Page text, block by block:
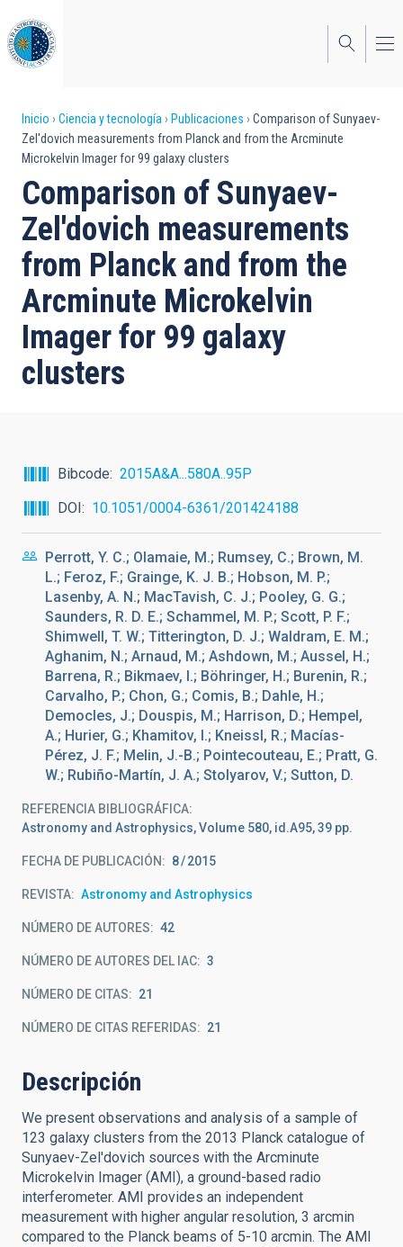
al
contenido
principal
Sobrescribir
enlaces
de
ayuda
a
la
navegación
Inicio Ciencia y tecnología Publicaciones
Comparison of Sunyaev-
Zel'dovich measurements from Planck and from the Arcminute
Microkelvin Imager for 99 galaxy clusters
Comparison of Sunyaev-
Zel'dovich measurements
from Planck and from the
Arcminute Microkelvin
Imager for 99 galaxy
clusters
Bibcode
2015A&A...580A..95P
DOI
10.1051/0004-6361/201424188
Perrott, Y. C.; Olamaie, M.; Rumsey, C.; Brown, M.
L.; Feroz, F.; Grainge, K. J. B.; Hobson, M. P.;
Lasenby, A. N.; MacTavish, C. J.; Pooley, G. G.;
Saunders, R. D. E.; Schammel, M. P.; Scott, P. F.;
Shimwell, T. W.; Titterington, D. J.; Waldram, E. M.;
Aghanim, N.; Arnaud, M.; Ashdown, M.; Aussel, H.;
Barrena, R.; Bikmaev, I.; Böhringer, H.; Burenin, R.;
Carvalho, P.; Chon, G.; Comis, B.; Dahle, H.;
Democles, J.; Douspis, M.; Harrison, D.; Hempel,
A.; Hurier, G.; Khamitov, I.; Kneissl, R.; Macías-
Pérez, J. F.; Melin, J.-B.; Pointecouteau, E.; Pratt, G.
W.; Rubiño-Martín, J. A.; Stolyarov, V.; Sutton, D.
REFERENCIA BIBLIOGRÁFICA
Astronomy and Astrophysics, Volume 580, id.A95, 39 pp.
FECHA DE PUBLICACIÓN: 8 2015
REVISTA Astronomy and Astrophysics
NÚMERO DE AUTORES 42
NÚMERO DE AUTORES DEL IAC 3
NÚMERO DE CITAS 21
NÚMERO DE CITAS REFERIDAS 21
Descripción
We present observations and analysis of a sample of
123 galaxy clusters from the 2013 Planck catalogue of
Sunyaev-Zel'dovich sources with the Arcminute
Microkelvin Imager (AMI), a ground-based radio
interferometer. AMI provides an independent
measurement with higher angular resolution, 3 arcmin
compared to the Planck beams of 5-10 arcmin. The AMI